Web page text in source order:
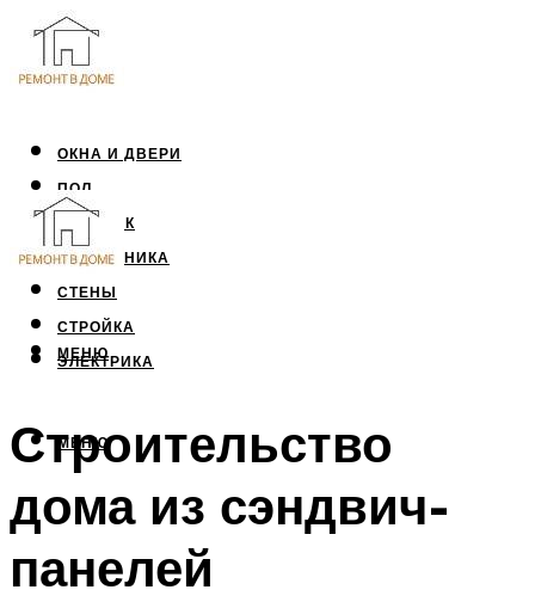
ОКНА И ДВЕРИ
ПОЛ
ПОТОЛОК
САНТЕХНИКА
СТЕНЫ
СТРОЙКА
ЭЛЕКТРИКА
МЕНЮ
МЕНЮ
Строительство
дома из сэндвич-
панелей